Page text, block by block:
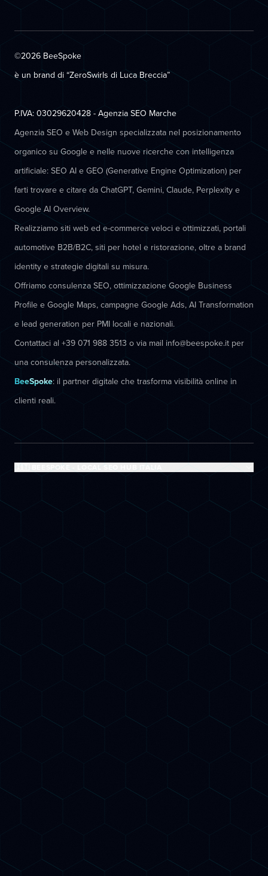
©2026 BeeSpoke
è un brand di “ZeroSwirls di Luca Breccia”
P.IVA: 03029620428 - Agenzia SEO Marche
Agenzia SEO e Web Design specializzata nel posizionamento
organico su Google e nelle nuove ricerche con intelligenza
artificiale: SEO AI e GEO (Generative Engine Optimization) per
farti trovare e citare da ChatGPT, Gemini, Claude, Perplexity e
Google AI Overview.
Realizziamo siti web ed e-commerce veloci e ottimizzati, portali
automotive B2B/B2C, siti per hotel e ristorazione, oltre a brand
identity e strategie digitali su misura.
Offriamo consulenza SEO, ottimizzazione Google Business
Profile e Google Maps, campagne Google Ads, AI Transformation
e lead generation per PMI locali e nazionali.
Contattaci al +39 071 988 3513 o via mail info@beespoke.it per
una consulenza personalizzata.
BeeSpoke: il partner digitale che trasforma visibilità online in
clienti reali.
🇮🇹 BEESPOKE - LOCAL SEO HUB ITALIA